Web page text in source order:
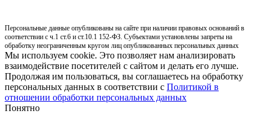
Персональные данные опубликованы на сайте при наличии правовых оснований в
соответствии с ч.1 ст.6 и ст.10.1 152-ФЗ. Субъектами установлены запреты на
обработку неограниченным кругом лиц опубликованных персональных данных
Мы используем cookie. Это позволяет нам анализировать
взаимодействие посетителей с сайтом и делать его лучше.
Продолжая им пользоваться, вы соглашаетесь на обработку
персональных данных в соответствии с Политикой в
отношении обработки персональных данных
Понятно